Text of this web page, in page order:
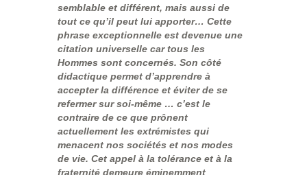
semblable et différent, mais aussi de
tout ce qu’il peut lui apporter… Cette
phrase exceptionnelle est devenue une
citation universelle car tous les
Hommes sont concernés. Son côté
didactique permet d’apprendre à
accepter la différence et éviter de se
refermer sur soi-même … c’est le
contraire de ce que prônent
actuellement les extrémistes qui
menacent nos sociétés et nos modes
de vie. Cet appel à la tolérance et à la
fraternité demeure éminemment